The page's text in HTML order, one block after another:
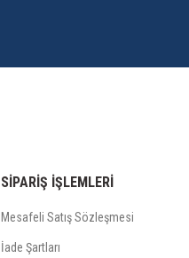
SİPARİŞ İŞLEMLERİ
Mesafeli Satış Sözleşmesi
İade Şartları